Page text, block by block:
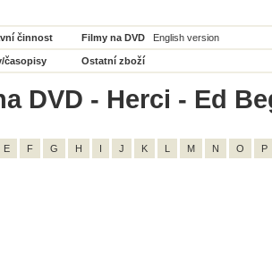
činnost Filmy na DVD English version
časopisy Ostatní zboží
DVD - Herci - Ed
E F G H I J K L M N O P